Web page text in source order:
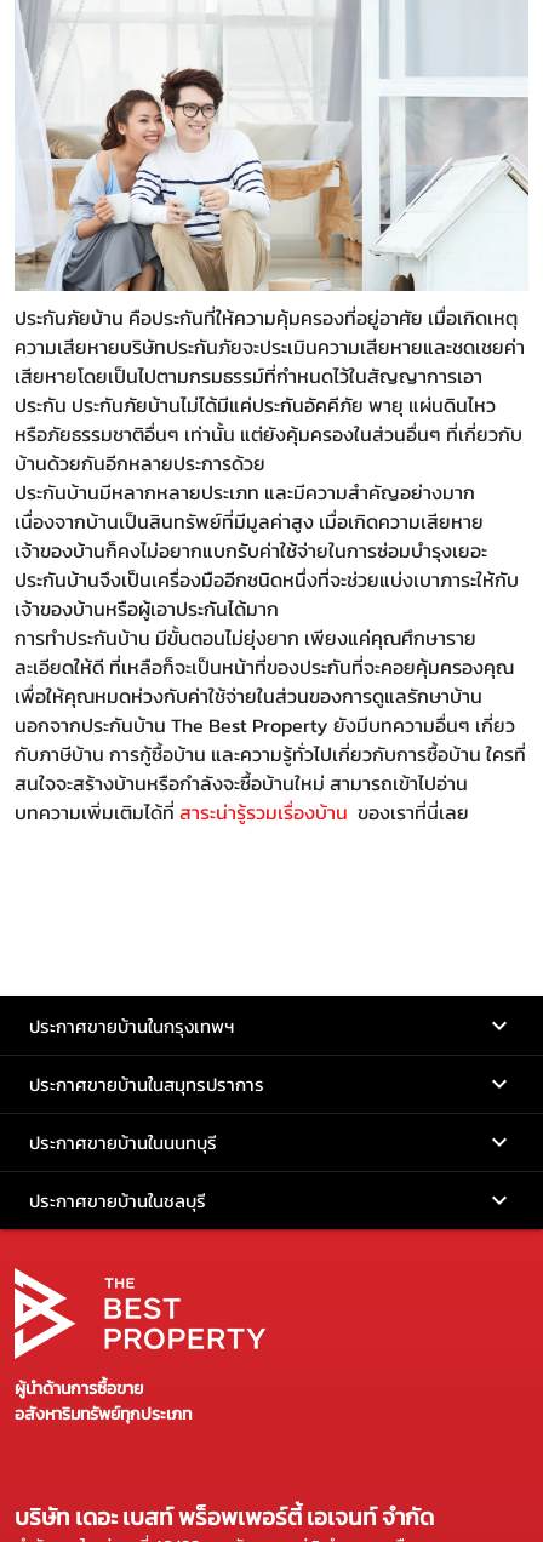
ประกันภัยบ้าน คือประกันที่ให้ความคุ้มครองที่อยู่อาศัย เมื่อเกิดเหตุ
ความเสียหายบริษัทประกันภัยจะประเมินความเสียหายและชดเชยค่า
เสียหายโดยเป็นไปตามกรมธรรม์ที่กำหนดไว้ในสัญญาการเอา
ประกัน ประกันภัยบ้านไม่ได้มีแค่ประกันอัคคีภัย พายุ แผ่นดินไหว
หรือภัยธรรมชาติอื่นๆ เท่านั้น แต่ยังคุ้มครองในส่วนอื่นๆ ที่เกี่ยวกับ
บ้านด้วยกันอีกหลายประการด้วย
ประกันบ้านมีหลากหลายประเภท และมีความสำคัญอย่างมาก
เนื่องจากบ้านเป็นสินทรัพย์ที่มีมูลค่าสูง เมื่อเกิดความเสียหาย
เจ้าของบ้านก็คงไม่อยากแบกรับค่าใช้จ่ายในการซ่อมบำรุงเยอะ
ประกันบ้านจึงเป็นเครื่องมืออีกชนิดหนึ่งที่จะช่วยแบ่งเบาภาระให้กับ
เจ้าของบ้านหรือผู้เอาประกันได้มาก
การทำประกันบ้าน มีขั้นตอนไม่ยุ่งยาก เพียงแค่คุณศึกษาราย
ละเอียดให้ดี ที่เหลือก็จะเป็นหน้าที่ของประกันที่จะคอยคุ้มครองคุณ
เพื่อให้คุณหมดห่วงกับค่าใช้จ่ายในส่วนของการดูแลรักษาบ้าน
นอกจากประกันบ้าน The Best Property ยังมีบทความอื่นๆ เกี่ยว
กับภาษีบ้าน การกู้ซื้อบ้าน และความรู้ทั่วไปเกี่ยวกับการซื้อบ้าน ใครที่
สนใจจะสร้างบ้านหรือกำลังจะซื้อบ้านใหม่ สามารถเข้าไปอ่าน
บทความเพิ่มเติมได้ที่ สาระน่ารู้รวมเรื่องบ้าน ของเราที่นี่เลย
ประกาศขายบ้านในกรุงเทพฯ
ประกาศขายบ้านในสมุทรปราการ
ประกาศขายบ้านในนนทบุรี
ประกาศขายบ้านในชลบุรี
ผู้นำด้านการซื้อขาย
อสังหาริมทรัพย์ทุกประเภท
บริษัท เดอะ เบสท์ พร็อพเพอร์ตี้ เอเจนท์ จำกัด